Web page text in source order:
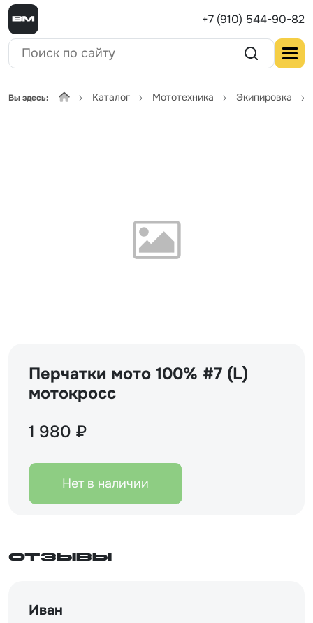
+7 (910) 544-90-82
Вы здесь: Каталог Мототехника Экипировка
Перчатки мото 100% #7 (L)
мотокросс
1 980 ₽
Нет в наличии
Отзывы
Иван